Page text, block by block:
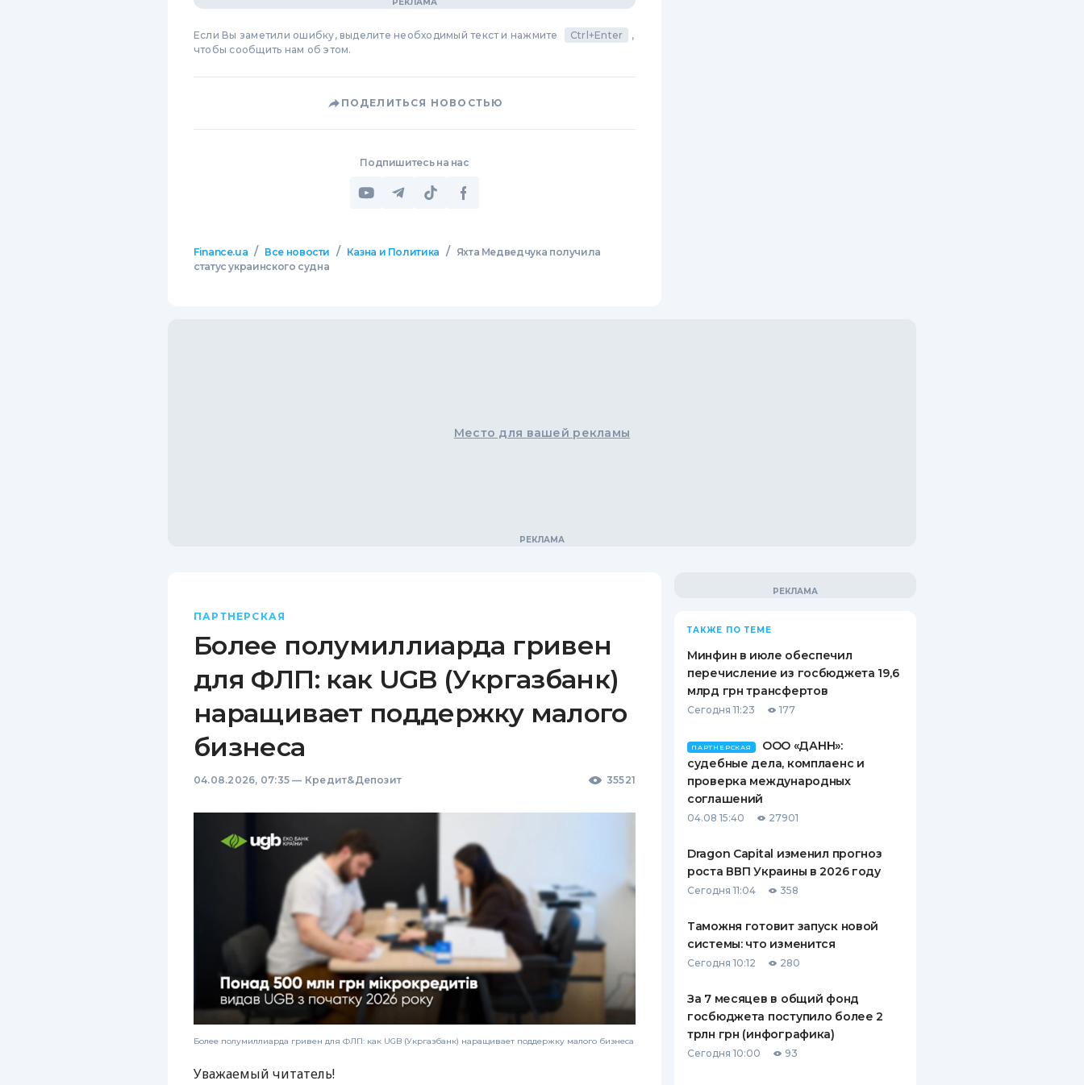
Если Вы заметили ошибку, выделите необходимый текст и нажмите Ctrl+Enter
,
чтобы сообщить нам об этом.
ПОДЕЛИТЬСЯ НОВОСТЬЮ
Подпишитесь на нас
Finance.ua / Все новости / Казна и Политика /
Яхта Медведчука получила
статус украинского судна
Место для вашей рекламы
ПАРТНЕРСКАЯ
Более полумиллиарда гривен
для ФЛП: как UGB (Укргазбанк)
наращивает поддержку малого
бизнеса
04.08.2026, 07:35 — Кредит&Депозит 35521
Более полумиллиарда гривен для ФЛП: как UGB (Укргазбанк) наращивает поддержку малого бизнеса
Уважаемый читатель!
ТАКЖЕ ПО ТЕМЕ
Минфин в июле обеспечил
перечисление из госбюджета 19,6
млрд грн трансфертов
Сегодня 11:23 177
ПАРТНЕРСКАЯ
ООО «ДАНН»:
судебные дела, комплаенс и
проверка международных
соглашений
04.08 15:40 27901
Dragon Capital изменил прогноз
роста ВВП Украины в 2026 году
Сегодня 11:04 358
Таможня готовит запуск новой
системы: что изменится
Сегодня 10:12 280
За 7 месяцев в общий фонд
госбюджета поступило более 2
трлн грн (инфографика)
Сегодня 10:00 93